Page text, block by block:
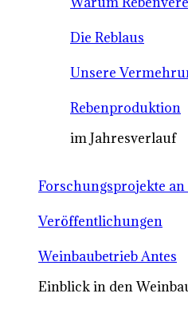
Die Reblaus
Unsere
Rebenproduktion
im Jahresverlauf
Forschungsprojekte
Veröffentlichungen
Weinbaubetrieb Antes
Einblick in den